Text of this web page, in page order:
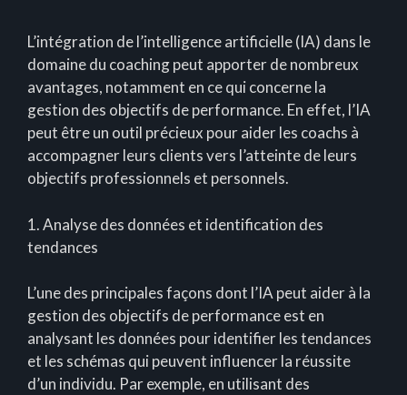
L’intégration de l’intelligence artificielle (IA) dans le
domaine du coaching peut apporter de nombreux
avantages, notamment en ce qui concerne la
gestion des objectifs de performance. En effet, l’IA
peut être un outil précieux pour aider les coachs à
accompagner leurs clients vers l’atteinte de leurs
objectifs professionnels et personnels.
1. Analyse des données et identification des
tendances
L’une des principales façons dont l’IA peut aider à la
gestion des objectifs de performance est en
analysant les données pour identifier les tendances
et les schémas qui peuvent influencer la réussite
d’un individu. Par exemple, en utilisant des